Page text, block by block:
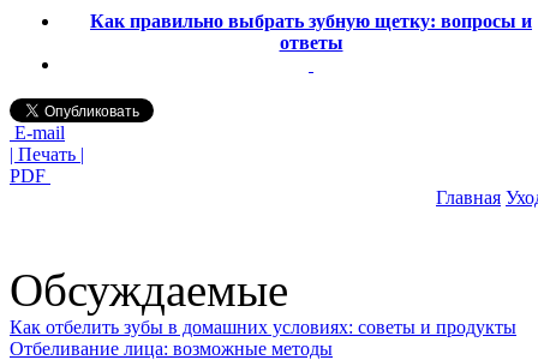
Как правильно выбрать зубную щетку: вопросы и
ответы
E-mail
| Печать |
PDF
Главная
Обсуждаемые
Как отбелить зубы в домашних условиях: советы и продукты
Отбеливание лица: возможные методы